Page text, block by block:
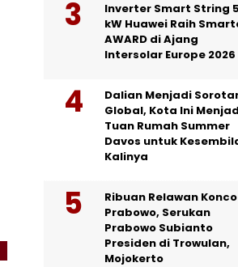
Inverter Smart String
kW Huawei Raih
AWARD di Ajang
Intersolar Europe 2026
Dalian Menjadi
Global, Kota Ini
Tuan Rumah Summer
Davos untuk
Kalinya
Ribuan Relawan Konco
Prabowo, Serukan
Prabowo Subianto
Presiden di Trowulan,
Mojokerto